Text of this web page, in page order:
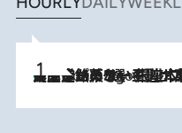
3 Hours Ago
【間違いのない王道・東京土産】資生堂パーラー 銀座本店でのみ出会える銘菓5選《極上プディング・濃厚チーズケーキ・ボンボンショコラほか》